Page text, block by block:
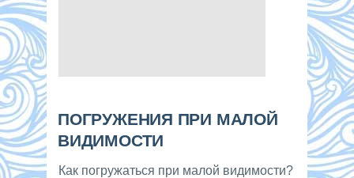
ПОГРУЖЕНИЯ ПРИ МАЛОЙ
ВИДИМОСТИ
Как погружаться при малой видимости?